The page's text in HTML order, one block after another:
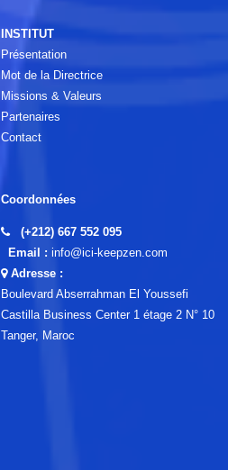
INSTITUT
Présentation
Mot de la Directrice
Missions & Valeurs
Partenaires
Contact
Coordonnées
(+212) 667 552 095
Email : info@ici-keepzen.com
Adresse :
Boulevard Abserrahman El Youssefi
Castilla Business Center 1 étage 2 N° 10
Tanger, Maroc